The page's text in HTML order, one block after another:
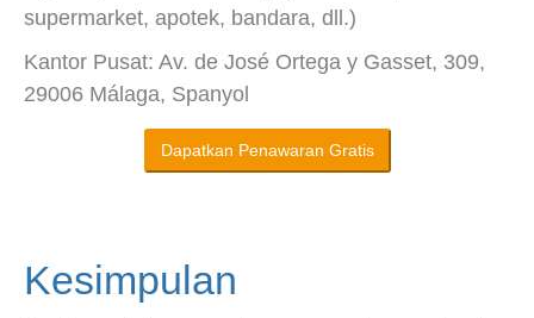
supermarket, apotek, bandara, dll.)
Kantor Pusat: Av. de José Ortega y Gasset, 309,
29006 Málaga, Spanyol
Dapatkan Penawaran Gratis
Kesimpulan